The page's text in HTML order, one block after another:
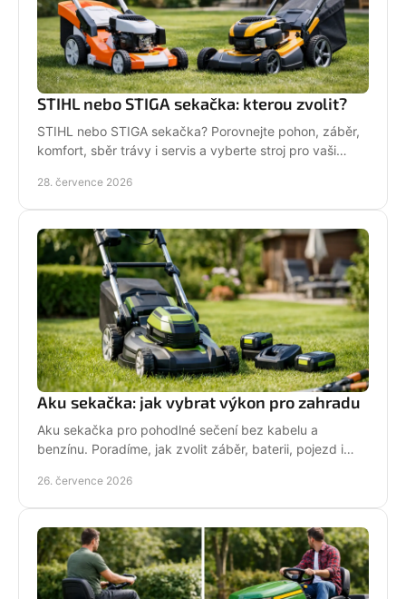
STIHL nebo STIGA sekačka: kterou zvolit?
STIHL nebo STIGA sekačka? Porovnejte pohon, záběr,
komfort, sběr trávy i servis a vyberte stroj pro vaši
28. července 2026
Aku sekačka: jak vybrat výkon pro zahradu
Aku sekačka pro pohodlné sečení bez kabelu a
benzínu. Poradíme, jak zvolit záběr, baterii, pojezd i
26. července 2026